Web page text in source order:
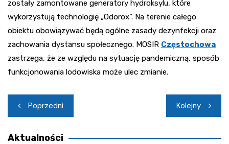
zostały zamontowane generatory hydroksylu, które
wykorzystują technologię „Odorox”. Na terenie całego
obiektu obowiązywać będą ogólne zasady dezynfekcji oraz
zachowania dystansu społecznego. MOSIR Częstochowa
zastrzega, że ze względu na sytuację pandemiczną, sposób
funkcjonowania lodowiska może ulec zmianie.
Nawigacja
wpisu
Poprzedni Kolejny
Aktualności